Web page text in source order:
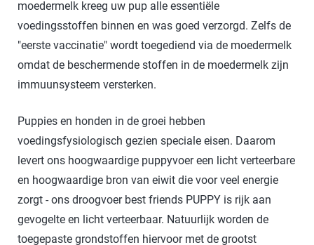
moedermelk kreeg uw pup alle essentiële
voedingsstoffen binnen en was goed verzorgd. Zelfs de
"eerste vaccinatie" wordt toegediend via de moedermelk
omdat de beschermende stoffen in de moedermelk zijn
immuunsysteem versterken.
Puppies en honden in de groei hebben
voedingsfysiologisch gezien speciale eisen. Daarom
levert ons hoogwaardige puppyvoer een licht verteerbare
en hoogwaardige bron van eiwit die voor veel energie
zorgt - ons droogvoer best friends PUPPY is rijk aan
gevogelte en licht verteerbaar. Natuurlijk worden de
toegepaste grondstoffen hiervoor met de grootst